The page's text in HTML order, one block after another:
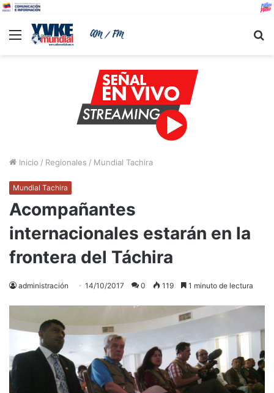
Menu
Inicio / Regionales / Mundial Tachira
Mundial Tachira
Acompañantes
internacionales estarán en la
frontera del Táchira
administración 14/10/2017 0 119 1 minuto de lectura